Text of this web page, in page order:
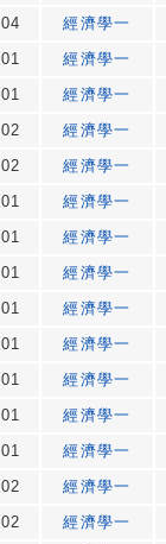
04
經濟學一
01
經濟學一
01
經濟學一
02
經濟學一
02
經濟學一
01
經濟學一
01
經濟學一
01
經濟學一
01
經濟學一
01
經濟學一
01
經濟學一
01
經濟學一
01
經濟學一
02
經濟學一
02
經濟學一